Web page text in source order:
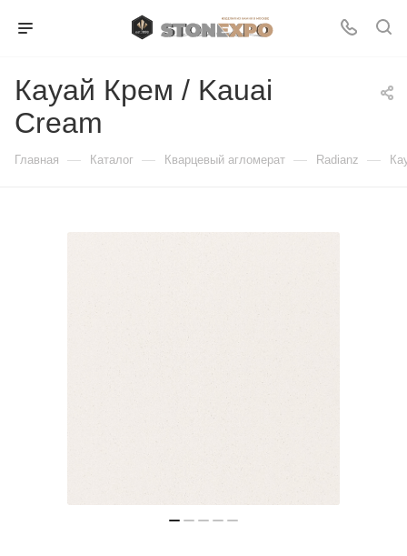
Кауай Крем / Kauai
Cream
Главная — Каталог — Кварцевый агломерат — Radianz —